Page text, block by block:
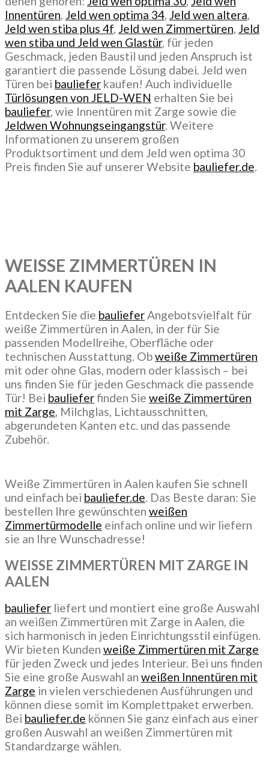
Innentüren, Jeld wen optima 34, Jeld wen altera,
Jeld wen stiba plus 4f, Jeld wen Zimmertüren, Jeld
wen stiba und Jeld wen Glastür, für jeden
Geschmack, jeden Baustil und jeden Anspruch ist
garantiert die passende Lösung dabei. Jeld wen
Türen bei bauliefer kaufen! Auch individuelle
Türlösungen von JELD-WEN erhalten Sie bei
bauliefer, wie Innentüren mit Zarge sowie die
Jeldwen Wohnungseingangstür. Weitere
Informationen zu unserem großen
Produktsortiment und dem Jeld wen optima 30
Preis finden Sie auf unserer Website bauliefer.de.
WEISSE ZIMMERTÜREN IN
AALEN KAUFEN
Entdecken Sie die baulieferAngebotsvielfalt für
weiße Zimmertüren in Aalen, in der für Sie
passenden Modellreihe, Oberfläche oder
technischen Ausstattung. Obweiße Zimmertüren
mit oder ohne Glas, modern oder klassisch – bei
uns finden Sie für jeden Geschmack die passende
Tür! Bei baulieferfinden Sie weiße Zimmertüren
mit Zarge, Milchglas, Lichtausschnitten,
abgerundeten Kanten etc. und das passende
Zubehör.
Weiße Zimmertüren in Aalen kaufen Sie schnell
und einfach bei bauliefer.de. Das Beste daran: Sie
bestellen Ihre gewünschten weißen
Zimmertürmodelle einfach online und wir liefern
sie an Ihre Wunschadresse!
WEISSE ZIMMERTÜREN MIT ZARGE IN
AALEN
bauliefer liefert und montiert eine große Auswahl
an weißen Zimmertüren mit Zarge in Aalen, die
sich harmonisch in jeden Einrichtungsstil einfügen.
Wir bieten Kunden weiße Zimmertüren mit Zarge
für jeden Zweck und jedes Interieur. Bei uns finden
Sie eine große Auswahl an weißen Innentüren mit
Zarge in vielen verschiedenen Ausführungen und
können diese somit im Komplettpaket erwerben.
Bei bauliefer.de können Sie ganz einfach aus einer
großen Auswahl an weißen Zimmertüren mit
Standardzarge wählen.